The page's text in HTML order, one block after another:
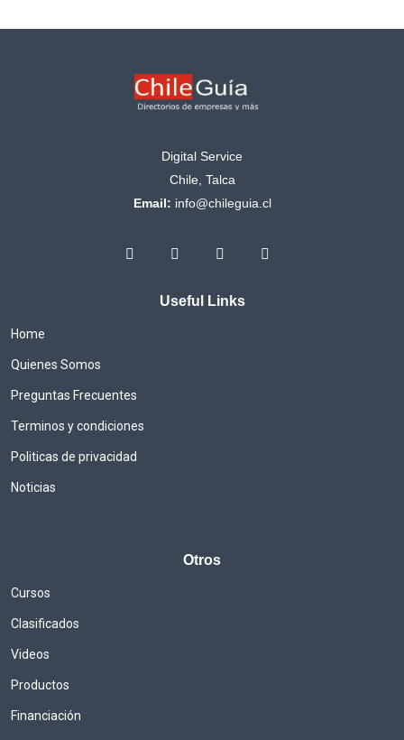
Digital Service
Chile, Talca
Email: info@chileguia.cl
Useful Links
Home
Quienes Somos
Preguntas Frecuentes
Terminos y condiciones
Politicas de privacidad
Noticias
Otros
Cursos
Clasificados
Videos
Productos
Financiación